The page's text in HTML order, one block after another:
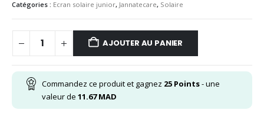
Catégories : Ecran solaire junior, Jannatecare, Solaire
AJOUTER AU PANIER
Commandez ce produit et gagnez 25 Points- une
valeur de 11.67MAD